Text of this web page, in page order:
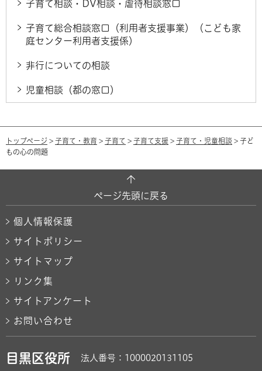
子育て相談・DV相談・虐待相談窓口
子育て総合相談窓口（利用者支援事業）（こども家
庭センター利用者支援係）
非行についての相談
児童相談（都の窓口）
トップページ > 子育て・教育 > 子育て > 子育て支援 > 子育て・児童相談 > 子ど
もの心の問題
ページ先頭に戻る
個人情報保護
サイトポリシー
サイトマップ
リンク集
サイトアンケート
お問い合わせ
目黒区役所 法人番号：1000020131105